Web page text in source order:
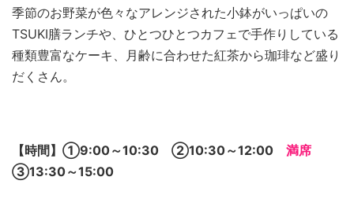
季節のお野菜が色々なアレンジされた小鉢がいっぱいの
TSUKI膳ランチや、ひとつひとつカフェで手作りしている
種類豊富なケーキ、月齢に合わせた紅茶から珈琲など盛り
だくさん。
【時間】➀9:00～10:30 ②10:30～12:00 満席
③13:30～15:00